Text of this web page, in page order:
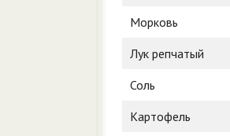
Морковь
Лук репчатый
Соль
Картофель